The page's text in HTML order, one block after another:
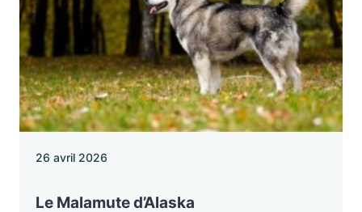
26 avril 2026
Le Malamute d’Alaska